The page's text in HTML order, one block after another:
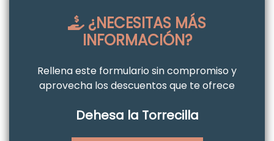
¿NECESITAS MÁS
INFORMACIÓN?
Rellena este formulario sin compromiso y
aprovecha los descuentos que te ofrece
Dehesa la Torrecilla